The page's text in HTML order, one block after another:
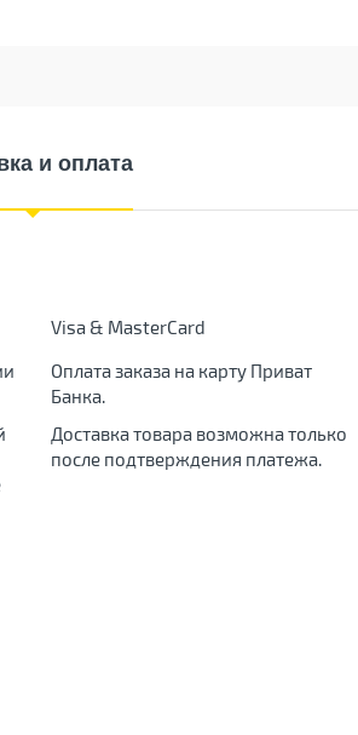
и оплата
Visa & MasterCard
Оплата заказа на карту Приват
Банка.
Доставка товара возможна только
после подтверждения платежа.